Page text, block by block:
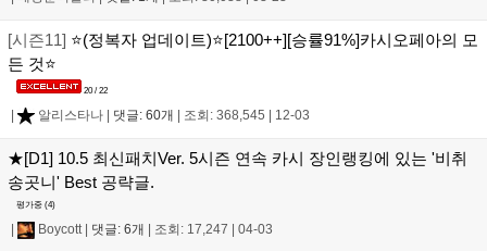
[시즌11] ⭐(정복자 업데이트)⭐[2100++][승률91%]카시오페아의 모
든 것⭐
20 / 22
알리스타나 댓글: 60개 조회: 368,545 12-03
★[D1] 10.5 최신패치Ver. 5시즌 연속 카시 장인랭킹에 있는 '비취
송곳니' Best 공략글.
평가중 (4)
Boycott| 댓글: 6개 조회: 17,247 04-03